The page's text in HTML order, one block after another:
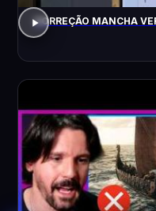
CORREÇÃO MANCHA